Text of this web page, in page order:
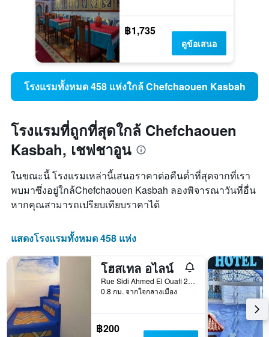
฿1,735
ดูข้อเสนอ
โรงแรมทั้งหมด 458 แห่งใกล้ Chefchaouen Kasbah
โรงแรมที่ถูกที่สุดใกล้ Chefchaouen
Kasbah, เชฟชาอูน
ในขณะนี้ โรงแรมเหล่านี้เสนอราคาต่อคืนต่ำที่สุดจากที่เรา
พบมาซึ่งอยู่ใกล้Chefchaouen Kasbah ลองพิจารณาวันที่อื่น
หากคุณสามารถเปรียบเทียบราคาได้
แสดงโรงแรมทั้งหมด 458 แห่ง
โฮสเทล อไลน์
Rue Sidi Ahmed El Ouafi 2, เชฟชาอูน, โมร็อกโก
0.8 กม. จากใจกลางเมือง
฿200